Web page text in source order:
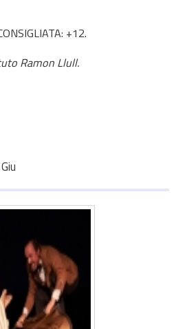
+12.
Ramon Llull.